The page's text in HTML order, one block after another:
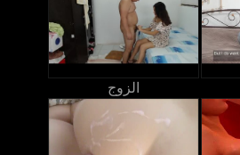
الزوج